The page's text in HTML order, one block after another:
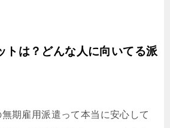
トは？どんな人に向いてる派
無期雇用派遣って本当に安心して